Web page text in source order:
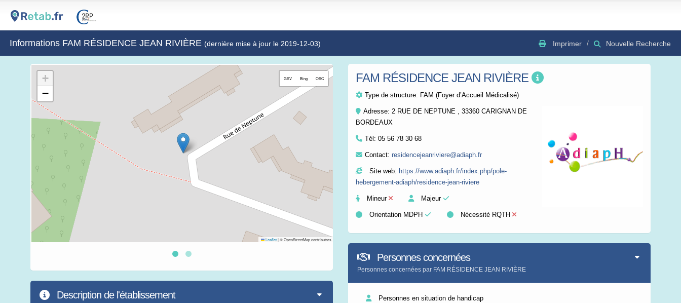
Informations FAM RÉSIDENCE JEAN RIVIÈRE (dernière mise à jour le 2019-12-03) Imprimer Nouvelle Recherche
+
−
GSV Bing OSC
Leaflet|© OpenStreetMap contributors
Description de l'établissement
FAM RÉSIDENCE JEAN RIVIÈRE
Type de structure: FAM (Foyer d’Accueil Médicalisé)
Adresse: 2 RUE DE NEPTUNE , 33360 CARIGNAN DE
BORDEAUX
Tél: 05 56 78 30 68
Contact: residencejeanriviere@adiaph.fr
Site web: https://www.adiaph.fr/index.php/pole-
hebergement-adiaph/residence-jean-riviere
Mineur Majeur
Orientation MDPH Nécessité RQTH
Personnes concernées
Personnes concernées par FAM RÉSIDENCE JEAN RIVIÈRE
Personnes en situation de handicap